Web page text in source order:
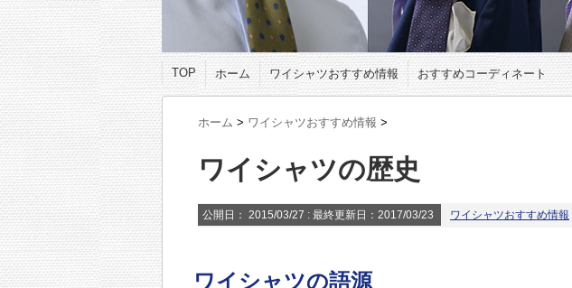
TOP ホーム ワイシャツおすすめ情報 おすすめコーディネート
ホーム > ワイシャツおすすめ情報 >
ワイシャツの歴史
公開日： 2015/03/27 : 最終更新日：2017/03/23 ワイシャツおすすめ情報
ワイシャツの語源